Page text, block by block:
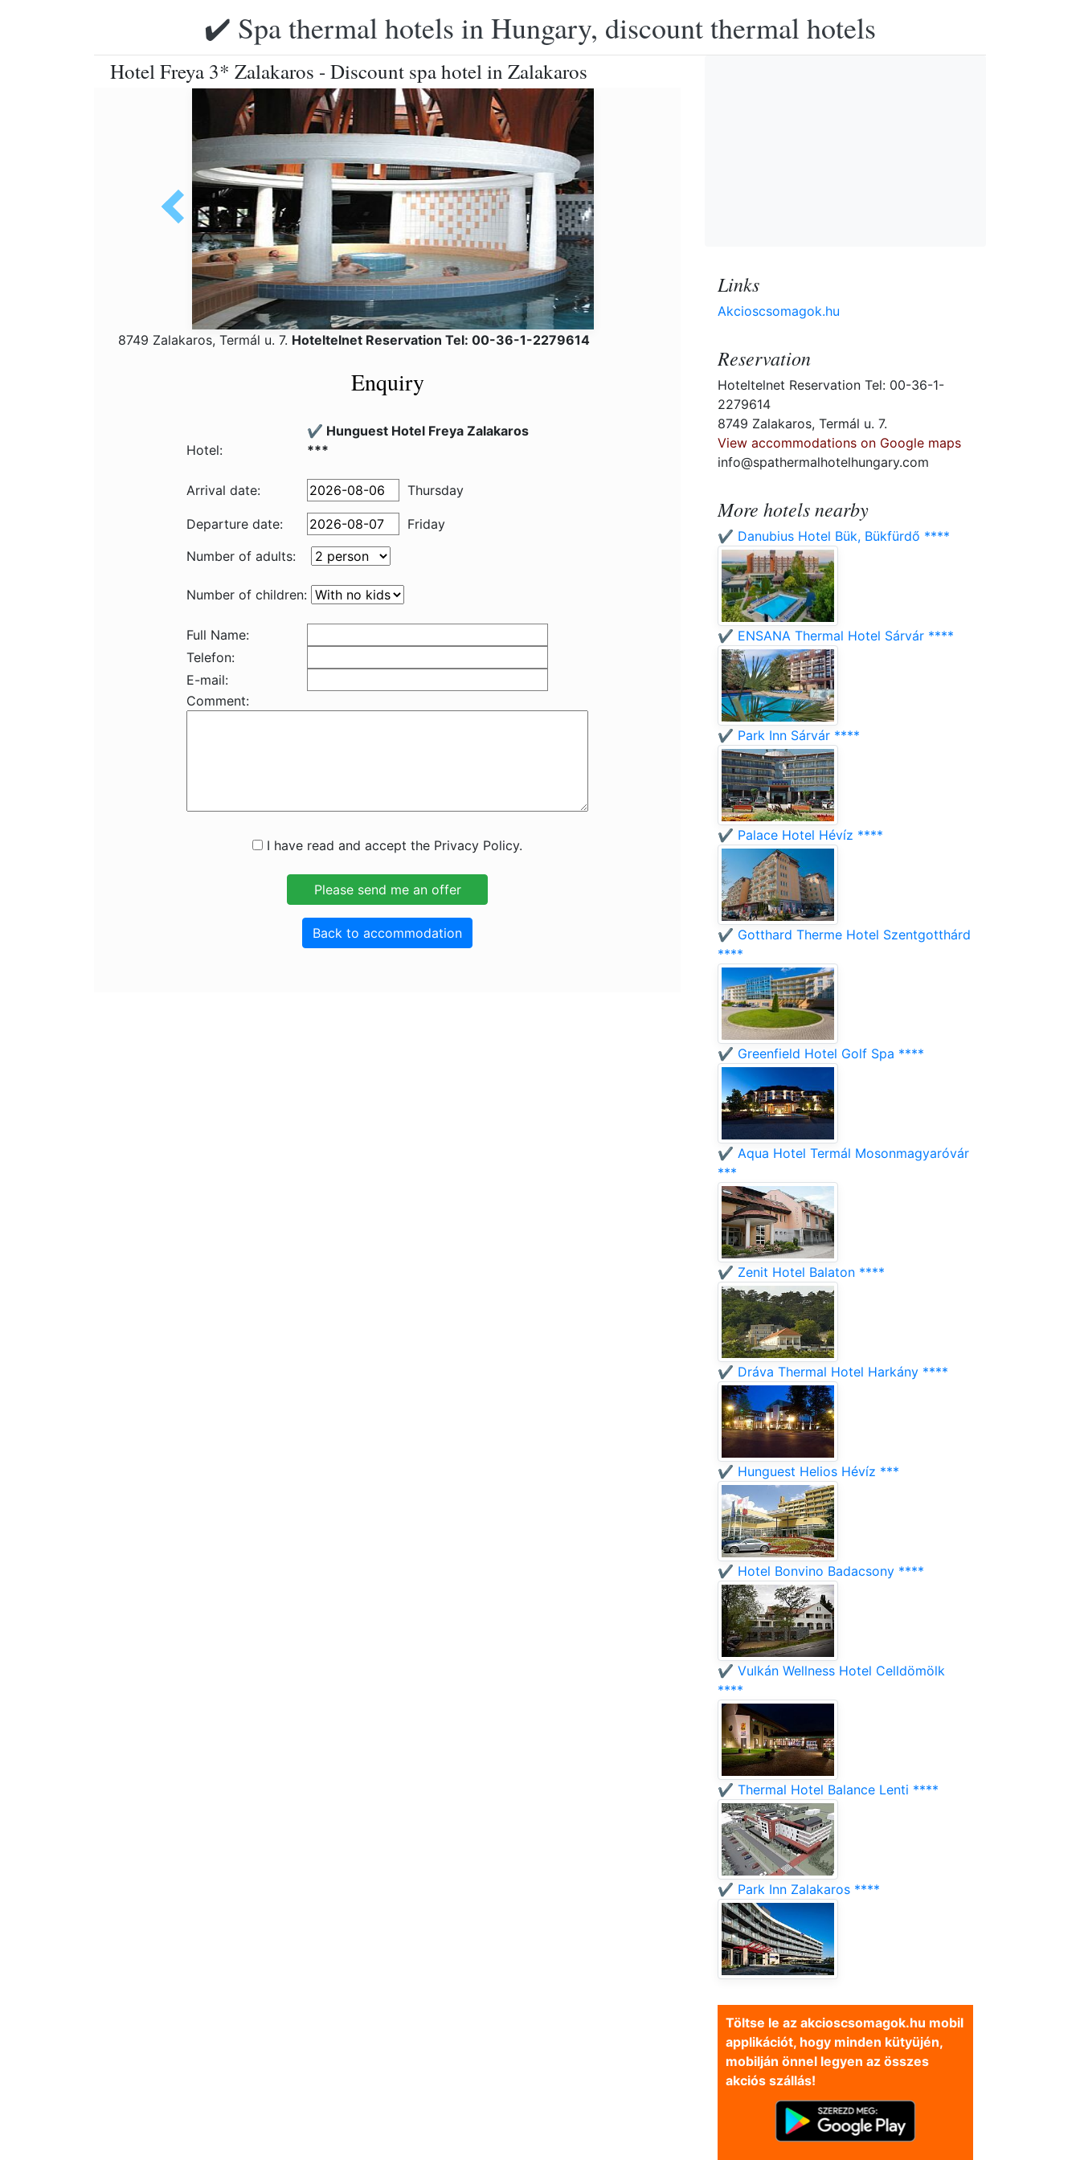
✔️ Spa thermal hotels in Hungary, discount thermal hotels
Hotel Freya 3* Zalakaros - Discount spa hotel in Zalakaros
8749 Zalakaros, Termál u. 7. Hoteltelnet Reservation Tel: 00-36-1-2279614
Enquiry
Hotel:
✔️ Hunguest Hotel Freya Zalakaros
***
Arrival date: Thursday
Departure date:
Friday
Number of adults:
Number of children:
Full Name:
Telefon:
E-mail:
Comment:
I have read and accept the Privacy Policy.
Back to accommodation
Links
Akcioscsomagok.hu
Reservation
Hoteltelnet Reservation Tel: 00-36-1-
2279614
8749 Zalakaros, Termál u. 7.
View accommodations on Google maps
info@spathermalhotelhungary.com
More hotels nearby
✔️ Danubius Hotel Bük, Bükfürdő ****
✔️ ENSANA Thermal Hotel Sárvár ****
✔️ Park Inn Sárvár ****
✔️ Palace Hotel Hévíz ****
✔️ Gotthard Therme Hotel Szentgotthárd
****
✔️ Greenfield Hotel Golf Spa ****
✔️ Aqua Hotel Termál Mosonmagyaróvár
***
✔️ Zenit Hotel Balaton ****
✔️ Dráva Thermal Hotel Harkány ****
✔️ Hunguest Helios Hévíz ***
✔️ Hotel Bonvino Badacsony ****
✔️ Vulkán Wellness Hotel Celldömölk
****
✔️ Thermal Hotel Balance Lenti ****
✔️ Park Inn Zalakaros ****
Töltse le az akcioscsomagok.hu mobil
applikációt, hogy minden kütyüjén,
mobilján önnel legyen az összes
akciós szállás!